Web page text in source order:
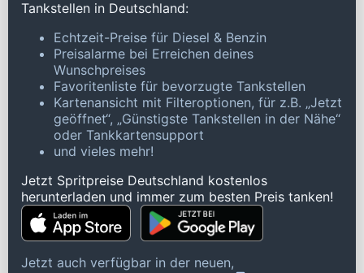
Tankstellen in Deutschland:
Echtzeit-Preise für Diesel & Benzin
Preisalarme bei Erreichen deines
Wunschpreises
Favoritenliste für bevorzugte Tankstellen
Kartenansicht mit Filteroptionen, für z.B. „Jetzt
geöffnet“, „Günstigste Tankstellen in der Nähe“
oder Tankkartensupport
und vieles mehr!
Jetzt Spritpreise Deutschland kostenlos
herunterladen und immer zum besten Preis tanken!
Jetzt auch verfügbar in der neuen,